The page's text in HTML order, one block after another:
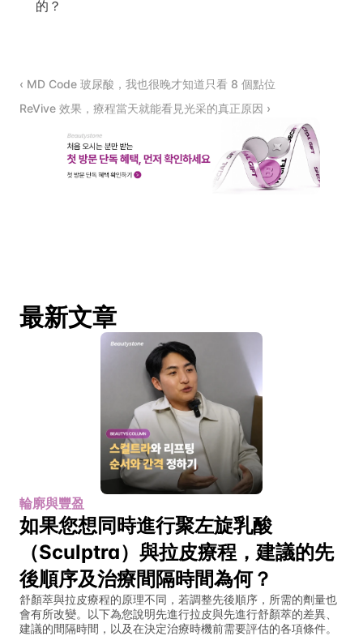
的？
‹ MD Code 玻尿酸，我也很晚才知道只看 8 個點位
ReVive 效果，療程當天就能看見光采的真正原因 ›
最新文章
輪廓與豐盈
如果您想同時進行聚左旋乳酸
（Sculptra）與拉皮療程，建議的先
後順序及治療間隔時間為何？
舒顏萃與拉皮療程的原理不同，若調整先後順序，所需的劑量也
會有所改變。以下為您說明先進行拉皮與先進行舒顏萃的差異、
建議的間隔時間，以及在決定治療時機前需要評估的各項條件。